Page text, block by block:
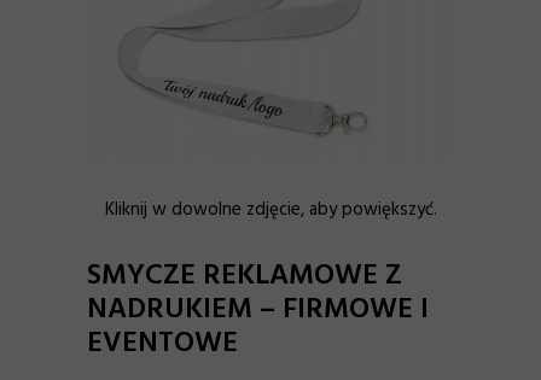
Kliknij w dowolne zdjęcie, aby powiększyć.
SMYCZE REKLAMOWE Z
NADRUKIEM – FIRMOWE I
EVENTOWE